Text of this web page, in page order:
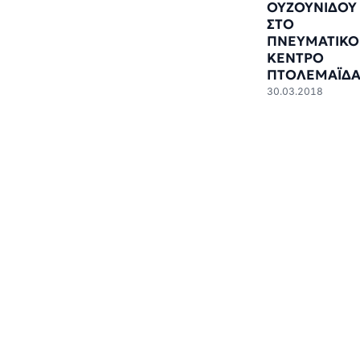
ΟΥΖΟΥΝΙΔΟΥ
ΣΤΟ
ΠΝΕΥΜΑΤΙΚΟ
ΚΕΝΤΡΟ
30.03.2018